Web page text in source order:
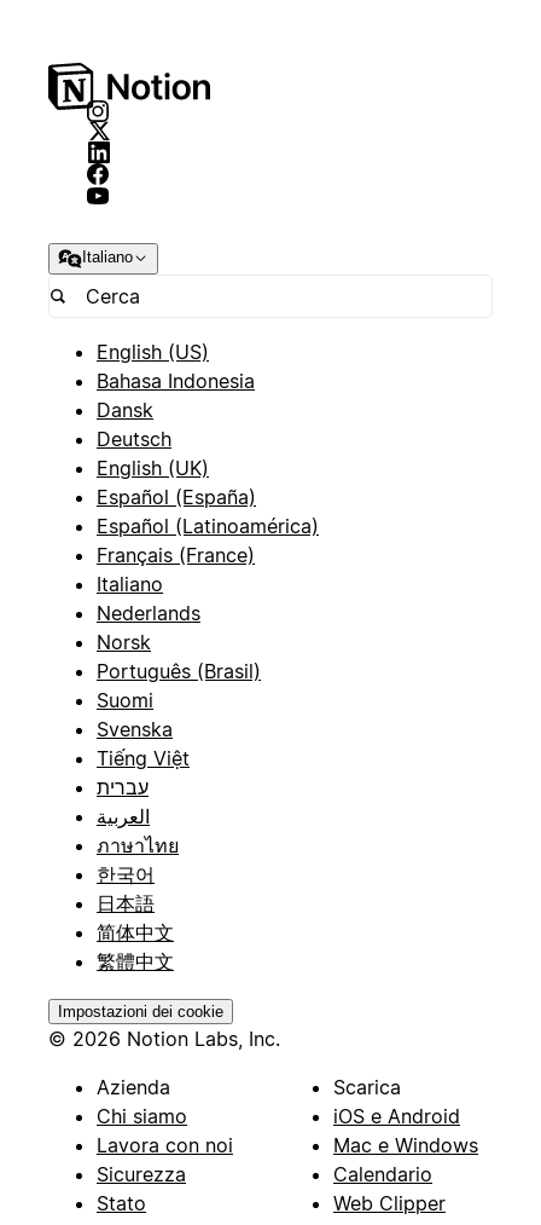
Italiano
English (US)
Bahasa Indonesia
Dansk
Deutsch
English (UK)
Español (España)
Español (Latinoamérica)
Français (France)
Italiano
Nederlands
Norsk
Português (Brasil)
Suomi
Svenska
Tiếng Việt
עברית
العربية
ภาษาไทย
한국어
日本語
简体中文
繁體中文
Impostazioni dei cookie
© 2026 Notion Labs, Inc.
Azienda
Chi siamo
Lavora con noi
Sicurezza
Stato
Scarica
iOS e Android
Mac e Windows
Calendario
Web Clipper